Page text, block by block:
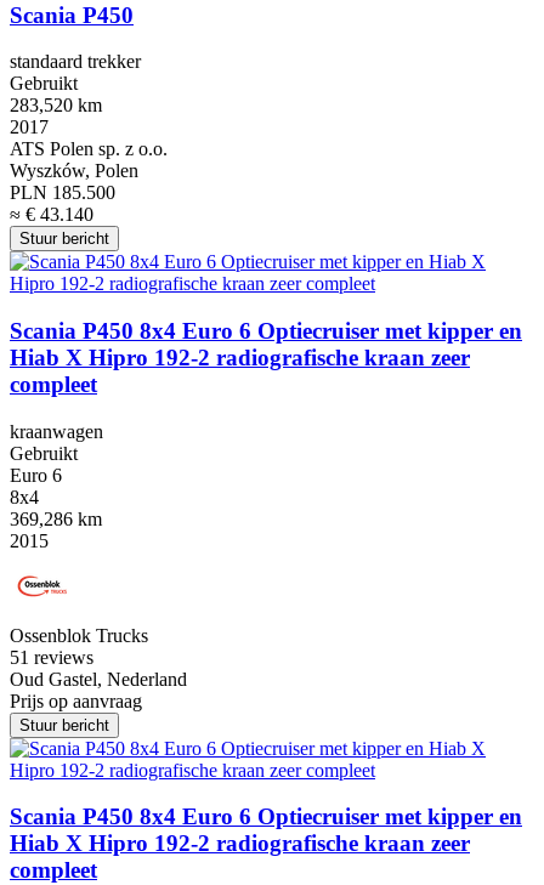
Scania P450
standaard trekker
Gebruikt
283,520 km
2017
ATS Polen sp. z o.o.
Wyszków, Polen
PLN 185.500
≈ € 43.140
Stuur bericht
Scania P450 8x4 Euro 6 Optiecruiser met kipper en
Hiab X Hipro 192-2 radiografische kraan zeer
compleet
kraanwagen
Gebruikt
Euro 6
8x4
369,286 km
2015
Ossenblok Trucks
51 reviews
Oud Gastel, Nederland
Prijs op aanvraag
Stuur bericht
Scania P450 8x4 Euro 6 Optiecruiser met kipper en
Hiab X Hipro 192-2 radiografische kraan zeer
compleet